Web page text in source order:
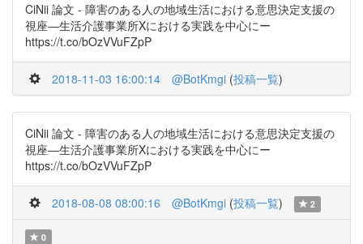
CiNii 論文 - 障害のある人の地域生活における意思決定支援の
視座―生活介護事業所Xにおける実践を中心にー
https://t.co/bOzVVuFZpP
2018-11-03 16:00:14 @BotKmgi (投稿一覧)
CiNii 論文 - 障害のある人の地域生活における意思決定支援の
視座―生活介護事業所Xにおける実践を中心にー
https://t.co/bOzVVuFZpP
2018-08-08 08:00:16 @BotKmgi (投稿一覧) 2
0